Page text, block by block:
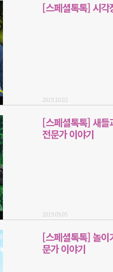
[스페셜톡톡] 시각
2019.10.02
[스페셜톡톡] 새들
전문가 이야기
2019.09.05
[스페셜톡톡] 놀이
문가 이야기